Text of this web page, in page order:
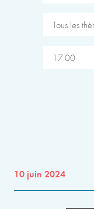
Tous les
17:00
10 juin 2024